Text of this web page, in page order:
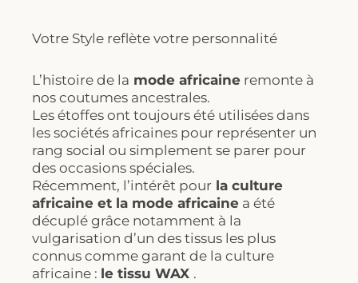
Votre Style reflète votre personnalité
L’histoire de la mode africaine remonte à
nos coutumes ancestrales.
Les étoffes ont toujours été utilisées dans
les sociétés africaines pour représenter un
rang social ou simplement se parer pour
des occasions spéciales.
Récemment, l’intérêt pour la culture
africaine et la mode africaine a été
décuplé grâce notamment à la
vulgarisation d’un des tissus les plus
connus comme garant de la culture
africaine : le tissu WAX .